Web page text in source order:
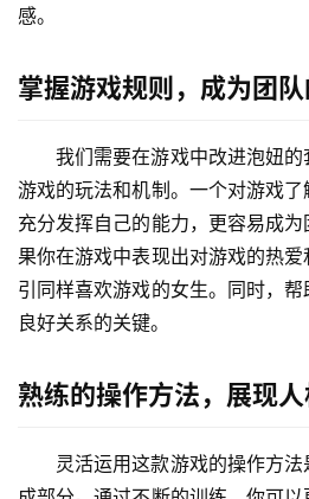
感。
掌握游戏规则，成为团
我们需要在游戏中改进泡妞
游戏的玩法和机制。一个对游戏
充分发挥自己的能力，更容易成
果你在游戏中表现出对游戏的热
引同样喜欢游戏的女生。同时，
良好关系的关键。
熟练的操作方法，展现
灵活运用这款游戏的操作方